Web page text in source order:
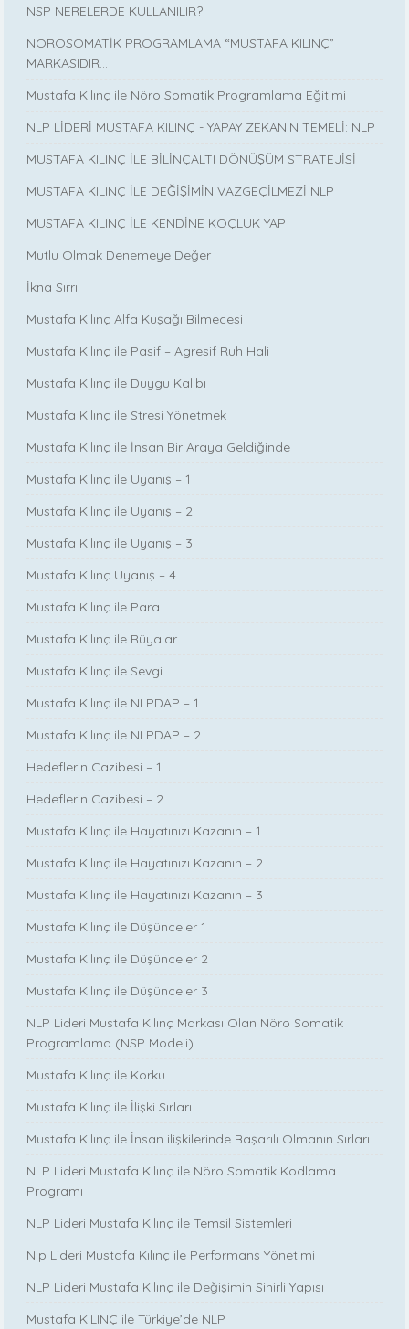
NSP NERELERDE KULLANILIR?
NÖROSOMATİK PROGRAMLAMA “MUSTAFA KILINÇ”
MARKASIDIR…
Mustafa Kılınç ile Nöro Somatik Programlama Eğitimi
NLP LİDERİ MUSTAFA KILINÇ - YAPAY ZEKANIN TEMELİ: NLP
MUSTAFA KILINÇ İLE BİLİNÇALTI DÖNÜŞÜM STRATEJİSİ
MUSTAFA KILINÇ İLE DEĞİŞİMİN VAZGEÇİLMEZİ NLP
MUSTAFA KILINÇ İLE KENDİNE KOÇLUK YAP
Mutlu Olmak Denemeye Değer
İkna Sırrı
Mustafa Kılınç Alfa Kuşağı Bilmecesi
Mustafa Kılınç ile Pasif – Agresif Ruh Hali
Mustafa Kılınç ile Duygu Kalıbı
Mustafa Kılınç ile Stresi Yönetmek
Mustafa Kılınç ile İnsan Bir Araya Geldiğinde
Mustafa Kılınç ile Uyanış – 1
Mustafa Kılınç ile Uyanış – 2
Mustafa Kılınç ile Uyanış – 3
Mustafa Kılınç Uyanış – 4
Mustafa Kılınç ile Para
Mustafa Kılınç ile Rüyalar
Mustafa Kılınç ile Sevgi
Mustafa Kılınç ile NLPDAP – 1
Mustafa Kılınç ile NLPDAP – 2
Hedeflerin Cazibesi – 1
Hedeflerin Cazibesi – 2
Mustafa Kılınç ile Hayatınızı Kazanın – 1
Mustafa Kılınç ile Hayatınızı Kazanın – 2
Mustafa Kılınç ile Hayatınızı Kazanın – 3
Mustafa Kılınç ile Düşünceler 1
Mustafa Kılınç ile Düşünceler 2
Mustafa Kılınç ile Düşünceler 3
NLP Lideri Mustafa Kılınç Markası Olan Nöro Somatik
Programlama (NSP Modeli)
Mustafa Kılınç ile Korku
Mustafa Kılınç ile İlişki Sırları
Mustafa Kılınç ile İnsan ilişkilerinde Başarılı Olmanın Sırları
NLP Lideri Mustafa Kılınç ile Nöro Somatik Kodlama
Programı
NLP Lideri Mustafa Kılınç ile Temsil Sistemleri
Nlp Lideri Mustafa Kılınç ile Performans Yönetimi
NLP Lideri Mustafa Kılınç ile Değişimin Sihirli Yapısı
Mustafa KILINÇ ile Türkiye’de NLP